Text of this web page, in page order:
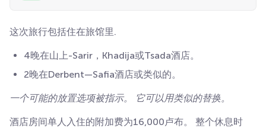
这次旅行包括住在旅馆里.
4晚在山上-Sarir，Khadija或Tsada酒店。
2晚在Derbent—Safia酒店或类似的。
一个可能的放置选项被指示。 它可以用类似的替换。
酒店房间单人入住的附加费为16,000卢布。 整个休息时